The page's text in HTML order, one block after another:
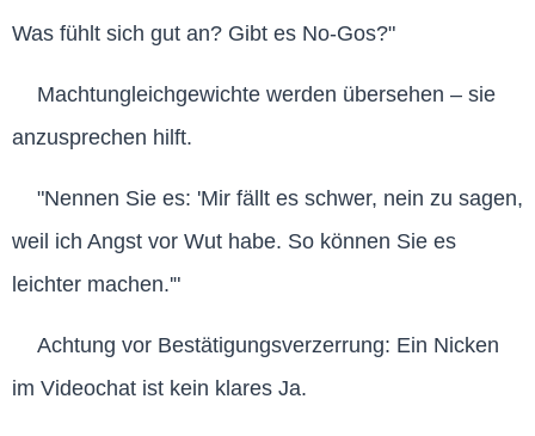
Was fühlt sich gut an? Gibt es No-Gos?"
Machtungleichgewichte werden übersehen – sie
anzusprechen hilft.
"Nennen Sie es: 'Mir fällt es schwer, nein zu sagen,
weil ich Angst vor Wut habe. So können Sie es
leichter machen.'"
Achtung vor Bestätigungsverzerrung: Ein Nicken
im Videochat ist kein klares Ja.